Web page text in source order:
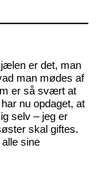
er det, man
man mødes af
er så svært at
nu opdaget, at
selv – jeg er
skal giftes.
sine